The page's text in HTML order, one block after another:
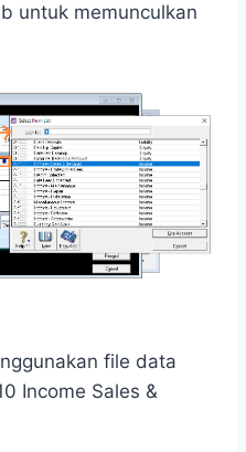
untuk memunculkan
file data
Income Sales &